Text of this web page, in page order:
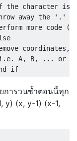
character is
away the '.'
more code
coordinates,
A, B, ... or
การวนซ้ำตอนนี้ทุก
y) (x, y-1) (x-1,